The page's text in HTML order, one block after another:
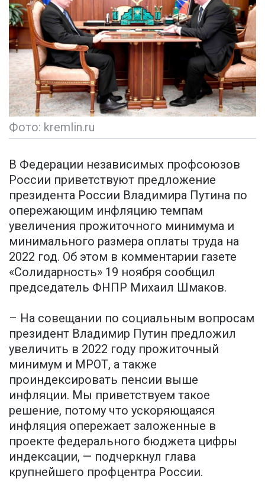
Фото: kremlin.ru
В Федерации независимых профсоюзов
России приветствуют предложение
президента России Владимира Путина по
опережающим инфляцию темпам
увеличения прожиточного минимума и
минимального размера оплаты труда на
2022 год. Об этом в комментарии газете
«Солидарность» 19 ноября сообщил
председатель ФНПР Михаил Шмаков.
– На совещании по социальным вопросам
президент Владимир Путин предложил
увеличить в 2022 году прожиточный
минимум и МРОТ, а также
проиндексировать пенсии выше
инфляции. Мы приветствуем такое
решение, потому что ускоряющаяся
инфляция опережает заложенные в
проекте федерального бюджета цифры
индексации, — подчеркнул глава
крупнейшего профцентра России.